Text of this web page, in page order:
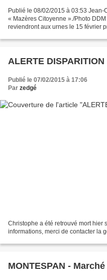
Publié le 08/02/2015 à 03:53
« Mazères Citoyenne »./Photo
reviendront aux urnes le 15 février
ALERTE DISPARITION
Publié le 07/02/2015 à 17:06
Par zedgé
Christophe a été retrouvé mort hier
informations, merci de contacter la
MONTESPAN -